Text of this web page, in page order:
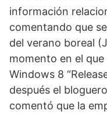
información
comentando que
del verano boreal
momento en el
Windows 8
después el
comentó que la